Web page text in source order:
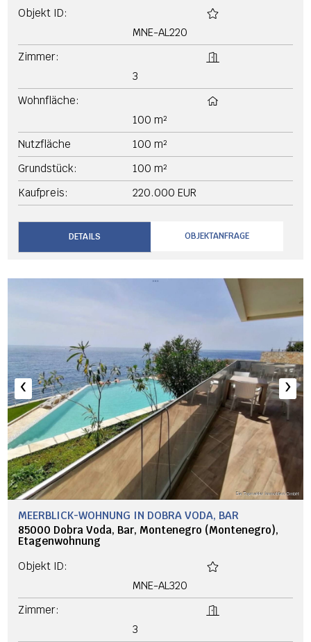
Objekt ID:
MNE-AL220
Zimmer:
3
Wohnfläche:
100 m²
Nutzfläche
100 m²
Grundstück:
100 m²
Kaufpreis:
220.000 EUR
DETAILS OBJEKTANFRAGE
‹ ›
MEERBLICK-WOHNUNG IN DOBRA VODA, BAR
85000 Dobra Voda, Bar, Montenegro (Montenegro),
Etagenwohnung
Objekt ID:
MNE-AL320
Zimmer:
3